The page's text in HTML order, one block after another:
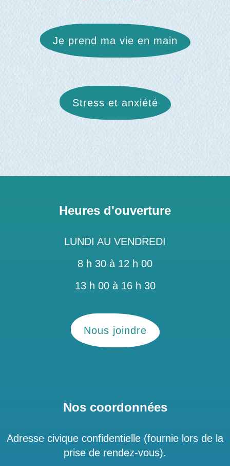
Je prend ma vie en main
Stress et anxiété
Heures d'ouverture
LUNDI AU VENDREDI
8 h 30 à 12 h 00
13 h 00 à 16 h 30
Nous joindre
Nos coordonnées
Adresse civique confidentielle (fournie lors de la
prise de rendez-vous).